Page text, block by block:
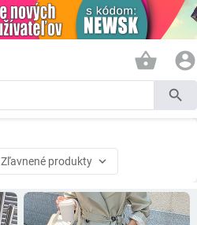
shopping_basket account_circle
search
Zľavnené produkty keyboard_arrow_down